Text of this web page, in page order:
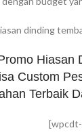
dinding
Hiasan
Custom
Terbaik